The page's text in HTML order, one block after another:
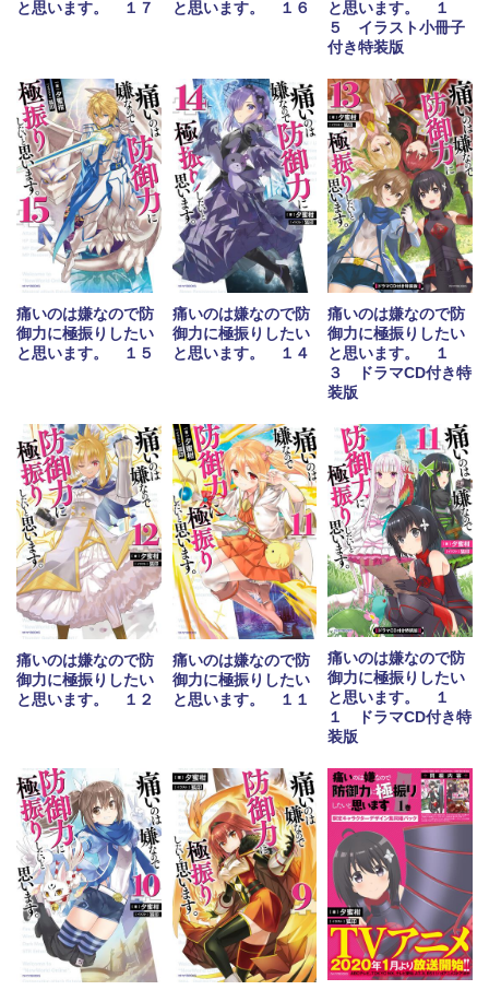
と思います。 １７ と思います。 １６
と思います。 １
５ イラスト小冊子
付き特装版
痛いのは嫌なので防
御力に極振りしたい
と思います。 １５
痛いのは嫌なので防
御力に極振りしたい
と思います。 １４
痛いのは嫌なので防
御力に極振りしたい
と思います。 １
３ ドラマCD付き特
装版
痛いのは嫌なので防
御力に極振りしたい
と思います。 １２
痛いのは嫌なので防
御力に極振りしたい
と思います。 １１
痛いのは嫌なので防
御力に極振りしたい
と思います。 １
１ ドラマCD付き特
装版